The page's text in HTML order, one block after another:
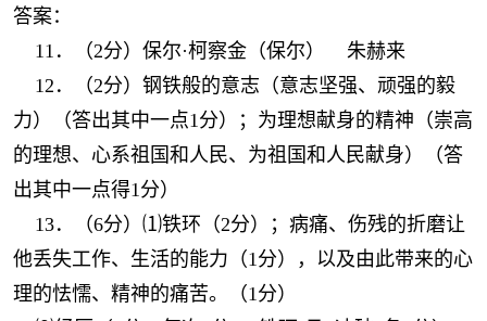
答案：
11．（2分）保尔·柯察金（保尔） 朱赫来
12．（2分）钢铁般的意志（意志坚强、顽强的毅
力）（答出其中一点1分）；为理想献身的精神（崇高
的理想、心系祖国和人民、为祖国和人民献身）（答
出其中一点得1分）
13．（6分）⑴铁环（2分）；病痛、伤残的折磨让
他丢失工作、生活的能力（1分），以及由此带来的心
理的怯懦、精神的痛苦。（1分）